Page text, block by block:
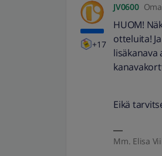
+17
JV0600
HUOM!
otteluita!
lisäkanava
Eikä
Mm. Elisa